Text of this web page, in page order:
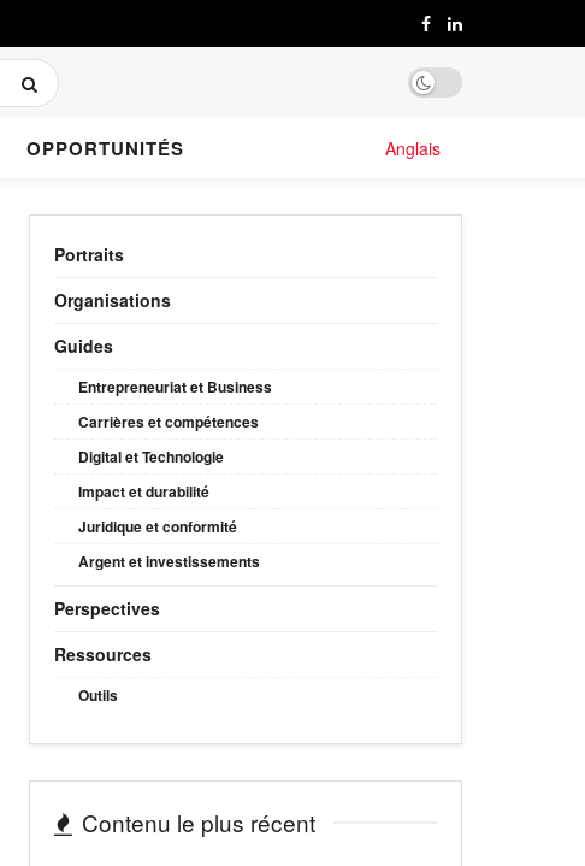
OPPORTUNITÉS Anglais
Portraits
Organisations
Guides
Entrepreneuriat et Business
Carrières et compétences
Digital et Technologie
Impact et durabilité
Juridique et conformité
Argent et investissements
Perspectives
Ressources
Outils
Contenu le plus récent